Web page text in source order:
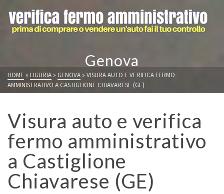
Genova
HOME » LIGURIA » GENOVA » VISURA AUTO E VERIFICA FERMO
AMMINISTRATIVO A CASTIGLIONE CHIAVARESE (GE)
Visura auto e verifica
fermo amministrativo
a Castiglione
Chiavarese (GE)